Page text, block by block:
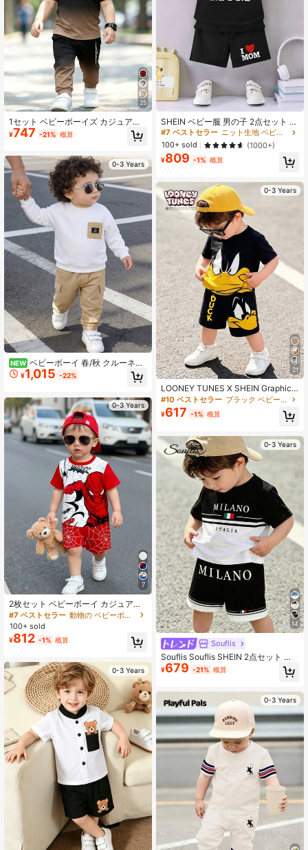
25
1セット ベビーボーイズ カジュアル
ミニマリスト レター プリント ラウ
ンドネック オンブレ 半袖Tシャツ と
ィット
¥747 -21% 概算
0-3 Years
NEW ベビーボーイ 春/秋 クルーネッ
ク スウェットシャツ & スウェットパ
ンツ セット、ミニマリスト ポケット
スポーツパンツ、2ピース ファッシ
ョンアウトフィット
¥1,015 -22%
0-3 Years
7
2枚セット ベビーボーイ カジュアル
かわいい 漫画柄 半袖Tシャツ ショー
ツ セット、幼児男の子トップス、男
の子アウトフィット、男の子服、乳
児&幼児服、春夏、夏の多用途、写真
撮影、デイリー、お出かけ、休暇、
ギフトに適しています
#7 ベストセラー
動物の ベビーボーイズTシャツコーデ
100+ sold
¥812 -1% 概算
0-3 Years
SHEIN ベビー服 男の子 2点セット カ
ジュアル シンプル 恋愛・文字プリン
ト 春夏向け
#7 ベストセラー
ニット生地 ベビーボーイズTシャツコーデ
100+ sold
(1000+)
¥809 -1% 概算
0-3 Years
21
LOONEY TUNES X SHEIN GraphicG
ems ベビーボーイ 夏用 かわいいカー
トゥーン柄 半袖Tシャツ + レタープ
リント ショーツセット
#10 ベストセラー ブラック ベビーボーイズTシャツコーデ
¥617 -1% 概算
0-3 Years
14
Souflis
Souflis Souflis SHEIN 2点セット ベ
ビーボーイズ カジュアルファッショ
ン バケーション チェック柄 ロゴプ
ク 半袖Tシャツ とマッチングクラシ
ック ビッグロゴプリントショーツ カ
ジュアルセット、夏セット、アウト
ドア、スポーツ、学校着にも、春
夏、韓国スタイル、新学期、着心地
よく着やすい、ファッションベビ
ー、ボーイズTシャツ、ボーイズショ
ーツ、子供柄プリント、新作、春の
雰囲気と夏休みの雰囲気、新学期、
アウトドアアクティビティ、集ま
り、ピクニック、ストリートフォ
ト、フェスティバルのシーンやギフ
¥679 -21% 概算
0-3 Years